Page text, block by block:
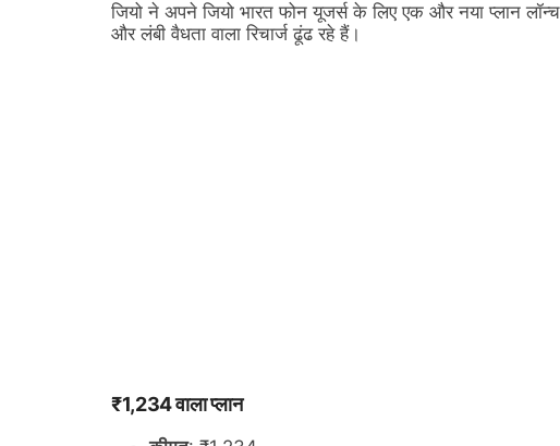
जियो ने अपने जियो भारत फोन यूजर्स के लिए एक और नया प्लान
और लंबी वैधता वाला रिचार्ज ढूंढ रहे हैं।
₹1,234 वाला प्लान